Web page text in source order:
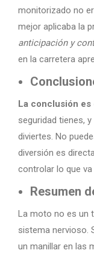
monitorizado no
mejor aplicaba la
anticipación y
en la carretera
La conclusión es
seguridad tienes,
diviertes. No
diversión es
controlar lo que
Resumen
La moto no es un
sistema nervioso.
un manillar en las